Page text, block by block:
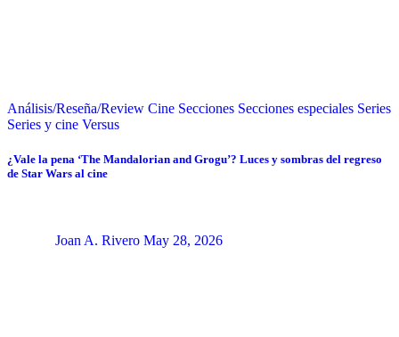
Análisis/Reseña/Review Cine Secciones Secciones especiales Series
Series y cine Versus
¿Vale la pena ‘The Mandalorian and Grogu’? Luces y sombras del regreso
de Star Wars al cine
Joan A. Rivero May 28, 2026